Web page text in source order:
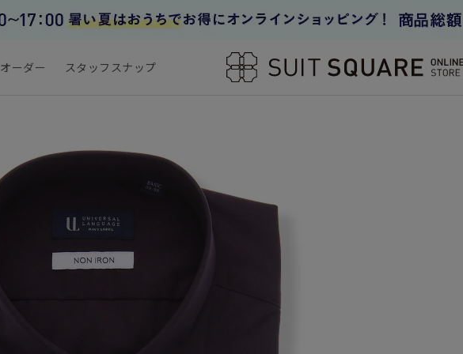
オーダー スタッフスナップ